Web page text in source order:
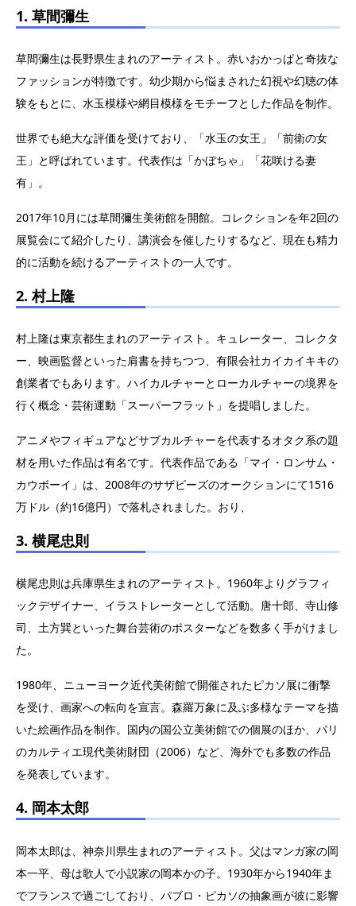
1. 草間彌生
草間彌生は長野県生まれのアーティスト。赤いおかっぱと奇抜な
ファッションが特徴です。幼少期から悩まされた幻視や幻聴の体
験をもとに、水玉模様や網目模様をモチーフとした作品を制作。
世界でも絶大な評価を受けており、「水玉の女王」「前衛の女
王」と呼ばれています。代表作は「かぼちゃ」「花咲ける妻
有」。
2017年10月には草間彌生美術館を開館。コレクションを年2回の
展覧会にて紹介したり、講演会を催したりするなど、現在も精力
的に活動を続けるアーティストの一人です。
2. 村上隆
村上隆は東京都生まれのアーティスト。キュレーター、コレクタ
ー、映画監督といった肩書を持ちつつ、有限会社カイカイキキの
創業者でもあります。ハイカルチャーとローカルチャーの境界を
行く概念・芸術運動「スーパーフラット」を提唱しました。
アニメやフィギュアなどサブカルチャーを代表するオタク系の題
材を用いた作品は有名です。代表作品である「マイ・ロンサム・
カウボーイ」は、2008年のサザビーズのオークションにて1516
万ドル（約16億円）で落札されました。おり、
3. 横尾忠則
横尾忠則は兵庫県生まれのアーティスト。1960年よりグラフィ
ックデザイナー、イラストレーターとして活動。唐十郎、寺山修
司、土方巽といった舞台芸術のポスターなどを数多く手がけまし
た。
1980年、ニューヨーク近代美術館で開催されたピカソ展に衝撃
を受け、画家への転向を宣言。森羅万象に及ぶ多様なテーマを描
いた絵画作品を制作。国内の国公立美術館での個展のほか、パリ
のカルティエ現代美術財団（2006）など、海外でも多数の作品
を発表しています。
4. 岡本太郎
岡本太郎は、神奈川県生まれのアーティスト。父はマンガ家の岡
本一平、母は歌人で小説家の岡本かの子。1930年から1940年ま
でフランスで過ごしており、パブロ・ピカソの抽象画が彼に影響